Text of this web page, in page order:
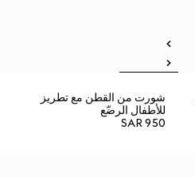
شورت من القطن مع تطريز
للأطفال الرضّع
SAR 950